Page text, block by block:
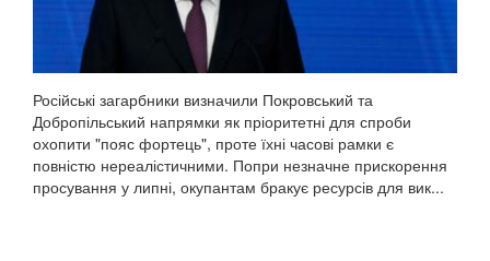
Російські загарбники визначили Покровський та
Добропільський напрямки як пріоритетні для спроби
охопити "пояс фортець", проте їхні часові рамки є
повністю нереалістичними. Попри незначне прискорення
просування у липні, окупантам бракує ресурсів для вик...